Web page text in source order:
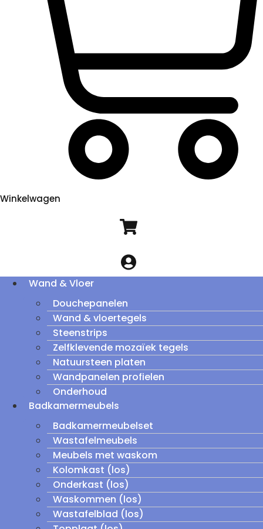
Winkelwagen
Wand & Vloer
Douchepanelen
Wand & vloertegels
Steenstrips
Zelfklevende mozaïek tegels
Natuursteen platen
Wandpanelen profielen
Onderhoud
Badkamermeubels
Badkamermeubelset
Wastafelmeubels
Meubels met waskom
Kolomkast (los)
Onderkast (los)
Waskommen (los)
Wastafelblad (los)